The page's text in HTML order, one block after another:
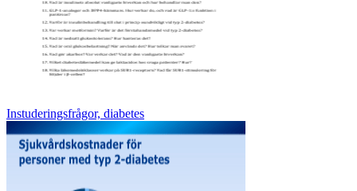
Instuderingsfrågor, diabetes